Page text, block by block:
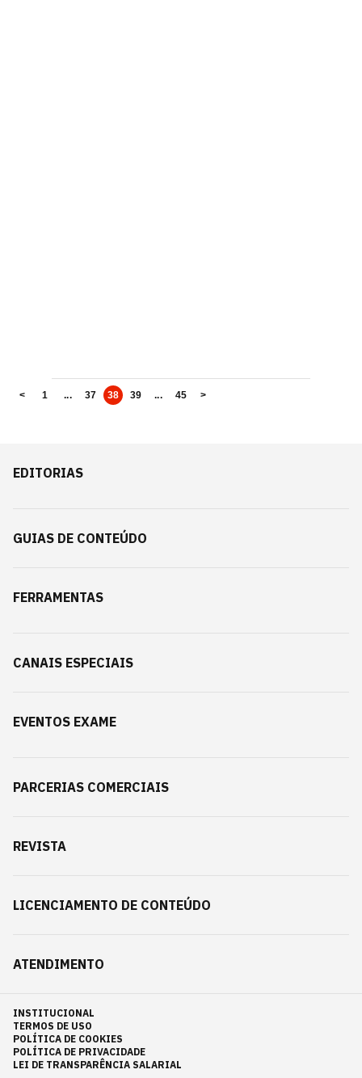
< 1 ... 37 38 39 ... 45 >
EDITORIAS
GUIAS DE CONTEÚDO
FERRAMENTAS
CANAIS ESPECIAIS
EVENTOS EXAME
PARCERIAS COMERCIAIS
REVISTA
LICENCIAMENTO DE CONTEÚDO
ATENDIMENTO
INSTITUCIONAL
TERMOS DE USO
POLÍTICA DE COOKIES
POLÍTICA DE PRIVACIDADE
LEI DE TRANSPARÊNCIA SALARIAL